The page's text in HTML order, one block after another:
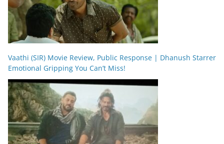
Vaathi (SIR) Movie Review, Public Response | Dhanush Starrer
Emotional Gripping You Can’t Miss!